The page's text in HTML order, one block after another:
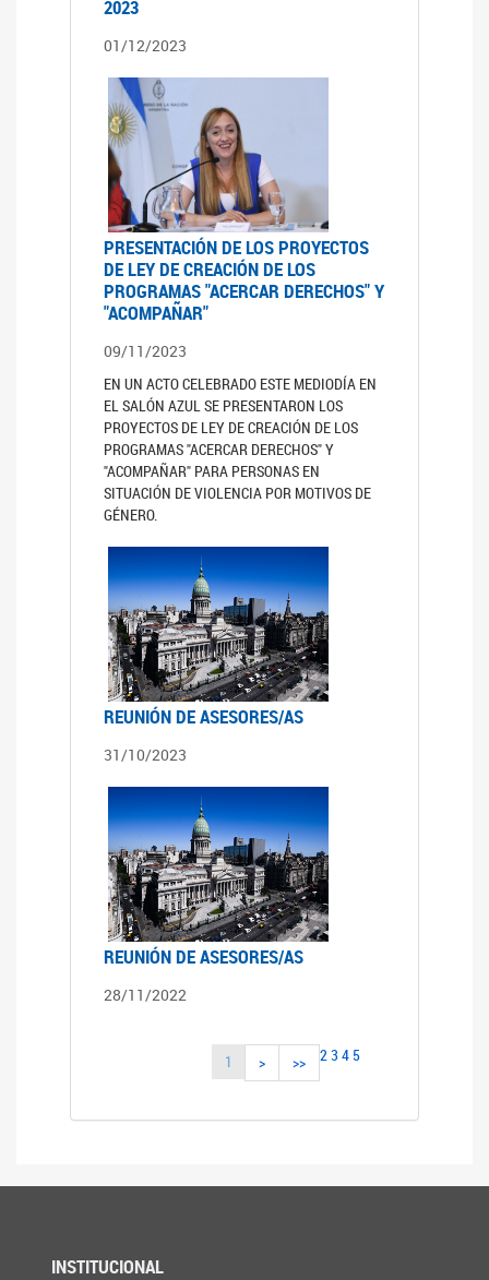
2023
01/12/2023
PRESENTACIÓN DE LOS PROYECTOS
DE LEY DE CREACIÓN DE LOS
PROGRAMAS "ACERCAR DERECHOS" Y
"ACOMPAÑAR"
09/11/2023
EN UN ACTO CELEBRADO ESTE MEDIODÍA EN
EL SALÓN AZUL SE PRESENTARON LOS
PROYECTOS DE LEY DE CREACIÓN DE LOS
PROGRAMAS "ACERCAR DERECHOS" Y
"ACOMPAÑAR" PARA PERSONAS EN
SITUACIÓN DE VIOLENCIA POR MOTIVOS DE
GÉNERO.
REUNIÓN DE ASESORES/AS
31/10/2023
REUNIÓN DE ASESORES/AS
28/11/2022
1 23 4 5
> >>
INSTITUCIONAL